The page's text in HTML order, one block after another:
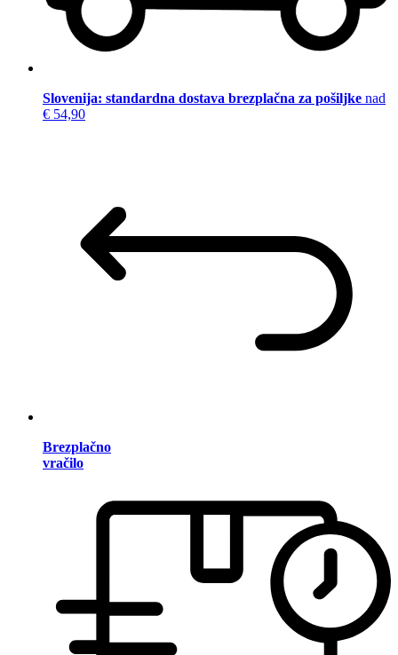
Slovenija: standardna dostava brezplačna za pošiljke nad
€ 54,90
Brezplačno
vračilo